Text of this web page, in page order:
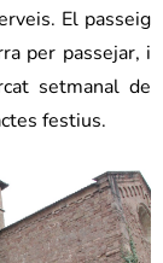
El passeig
per passejar, i
setmanal de
festius.